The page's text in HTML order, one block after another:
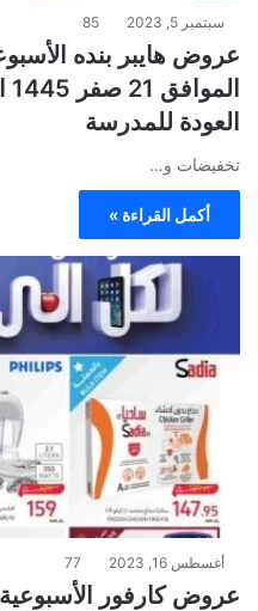
سبتمبر 5, 2023 85
العودة للمدرسة
تخفيضات و…
أكمل القراءة »
أغسطس 16, 2023 77